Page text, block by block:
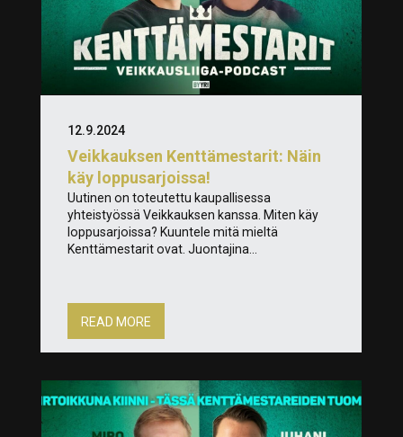
Veikkauksen Kenttämestarit: Näin
käy loppusarjoissa!
12.9.2024
Uutinen on toteutettu kaupallisessa
yhteistyössä Veikkauksen kanssa. Miten käy
loppusarjoissa? Kuuntele mitä mieltä
Kenttämestarit ovat. Juontajina...
READ MORE